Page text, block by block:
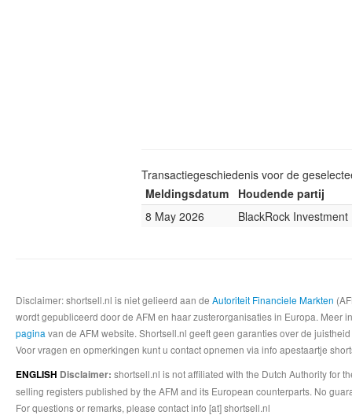
Transactiegeschiedenis voor de
Meldingsdatum
Houdende partij
8 May 2026
BlackRock
Disclaimer: shortsell.nl is niet gelieerd aan de Autoriteit Financiele Markten
wordt gepubliceerd door de AFM en haar zusterorganisaties in Europa.
pagina van de AFM website. Shortsell.nl geeft geen garanties over de
Voor vragen en opmerkingen kunt u contact opnemen via info apestaartje
ENGLISH Disclaimer: shortsell.nl is not affiliated with the Dutch Authority for
selling registers published by the AFM and its European counterparts. No
For questions or remarks, please contact info [at] shortsell.nl